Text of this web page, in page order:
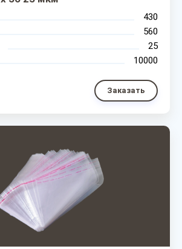
430
560
25
10000
Заказать